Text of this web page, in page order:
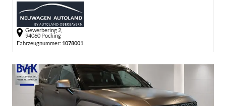
Gewerbering 2,
94060 Pocking
Fahrzeugnummer: 1078001